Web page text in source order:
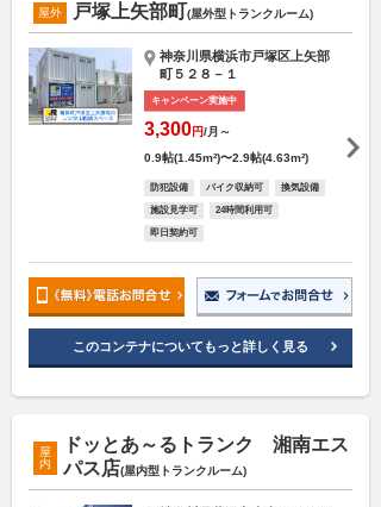
屋外 戸塚上矢部町(屋外型トランクルーム)
神奈川県横浜市戸塚区上矢部
町５２８－１
キャンペーン実施中
3,300円/月～
0.9帖(1.45m²)〜2.9帖(4.63m²)
防犯設備 バイク収納可 換気設備
施設見学可 24時間利用可
即日契約可
このコンテナについてもっと詳しく見る
屋
内
ドッとあ～るトランク 湘南エス
パス店(屋内型トランクルーム)